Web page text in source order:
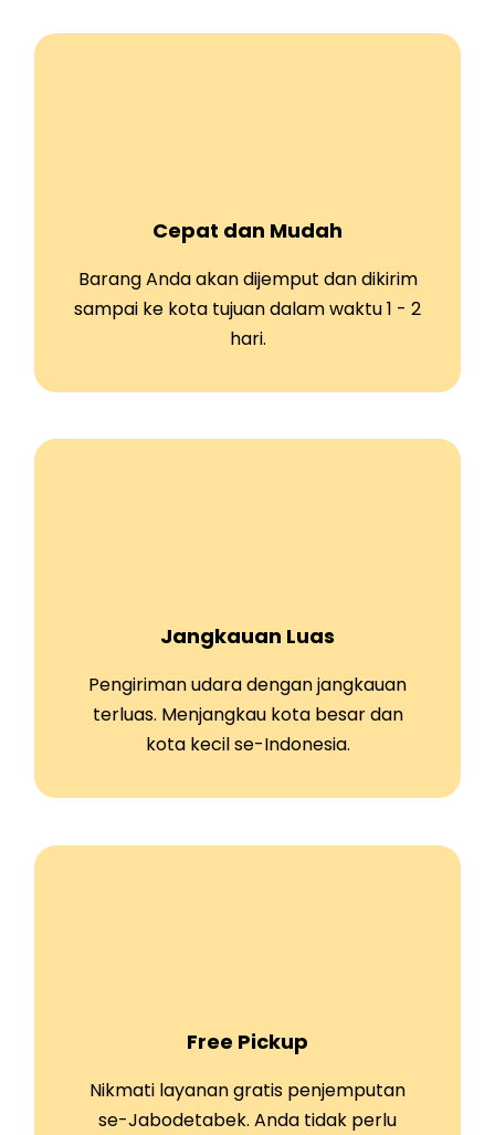
Cepat dan Mudah
Barang Anda akan dijemput dan dikirim
sampai ke kota tujuan dalam waktu 1 - 2
hari.
Jangkauan Luas
Pengiriman udara dengan jangkauan
terluas. Menjangkau kota besar dan
kota kecil se-Indonesia.
Free Pickup
Nikmati layanan gratis penjemputan
se-Jabodetabek. Anda tidak perlu